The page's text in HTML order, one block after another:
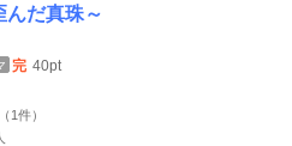
んだ真珠～
完 40pt
（1件）